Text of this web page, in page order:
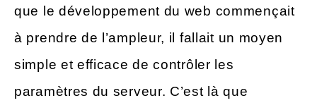
que le développement du web commençait
à prendre de l’ampleur, il fallait un moyen
simple et efficace de contrôler les
paramètres du serveur. C’est là que